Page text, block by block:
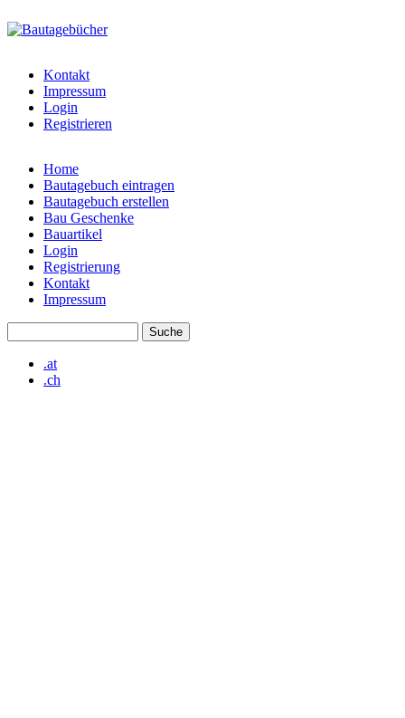
bautagebuch-
liste.de
Kontakt
Impressum
Login
Registrieren
Hauptmenü
Home
Bautagebuch eintragen
Bautagebuch erstellen
Bau Geschenke
Bauartikel
Login
Registrierung
Kontakt
Impressum
.at
.ch